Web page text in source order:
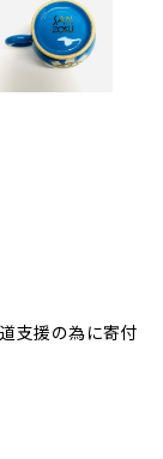
支援の為に寄付